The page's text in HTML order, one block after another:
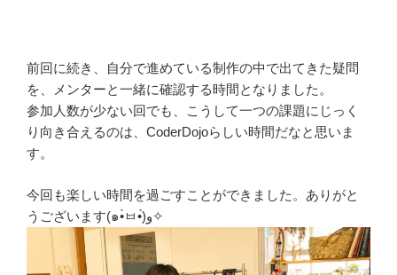
前回に続き、自分で進めている制作の中で出てきた疑問
を、メンターと一緒に確認する時間となりました。
参加人数が少ない回でも、こうして一つの課題にじっく
り向き合えるのは、CoderDojoらしい時間だなと思いま
す。
今回も楽しい時間を過ごすことができました。ありがと
うございます(๑•̀ㅂ•́)و✧